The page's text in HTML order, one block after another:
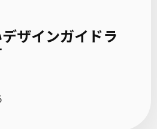
ザインガイドラ